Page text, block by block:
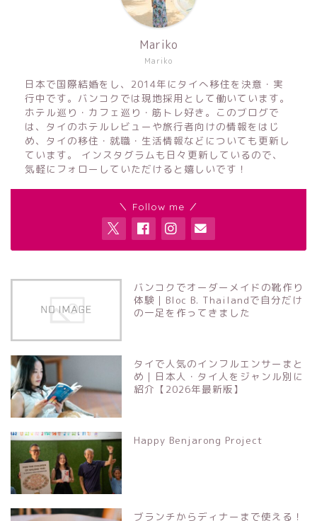
Mariko
Mariko
日本で国際結婚をし、2014年にタイへ移住を決意・実
行中です。バンコクでは現地採用として働いています。
ホテル巡り・カフェ巡り・筋トレ好き。このブログで
は、タイのホテルレビューや旅行者向けの情報をはじ
め、タイの移住・就職・生活情報などについても更新し
ています。 インスタグラムも日々更新しているので、
気軽にフォローしていただけると嬉しいです！
＼ Follow me ／
バンコクでオーダーメイドの靴作り
体験｜Bloc B. Thailandで自分だけ
の一足を作ってきました
タイで人気のインフルエンサーまと
め｜日本人・タイ人をジャンル別に
紹介【2026年最新版】
Happy Benjarong Project
ブランチからディナーまで使える！